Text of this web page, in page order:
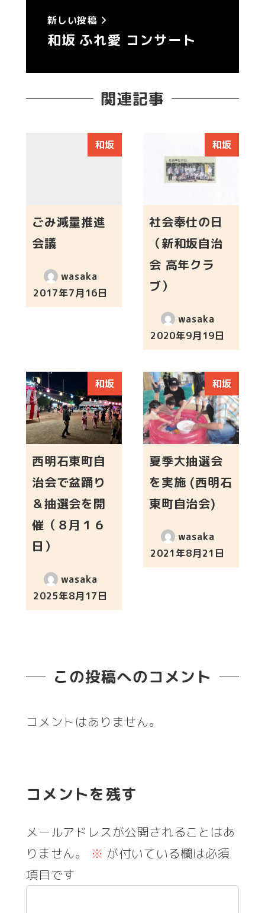
新しい投稿
和坂 ふれ愛 コンサート
関連記事
和坂
ごみ減量推進
会議
wasaka
投稿日
2017年7月16日
和坂
社会奉仕の日
（新和坂自治
会 高年クラ
ブ）
wasaka
投稿日
2020年9月19日
和坂
西明石東町自
治会で盆踊り
＆抽選会を開
催（８月１６
日）
wasaka
投稿日
2025年8月17日
和坂
夏季大抽選会
を実施 (西明石
東町自治会)
wasaka
投稿日
2021年8月21日
この投稿へのコメント
コメントはありません。
コメントを残す
メールアドレスが公開されることはあ
りません。
※ が付いている欄は必須
項目です